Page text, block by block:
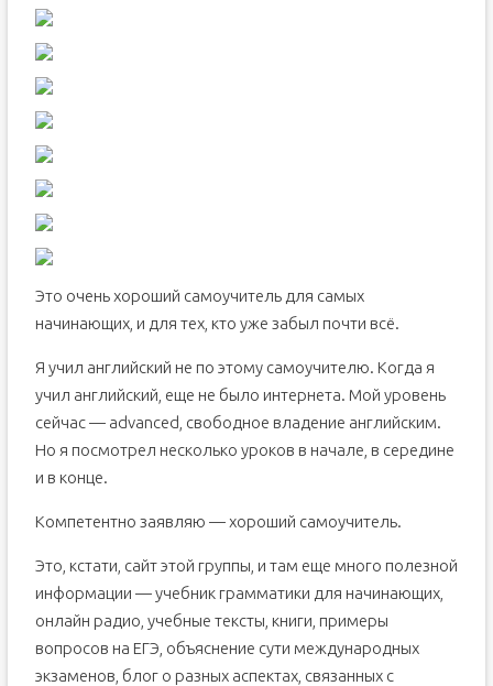
Это очень хороший самоучитель для самых
начинающих, и для тех, кто уже забыл почти всё.
Я учил английский не по этому самоучителю. Когда я
учил английский, еще не было интернета. Мой уровень
сейчас — advanced, свободное владение английским.
Но я посмотрел несколько уроков в начале, в середине
и в конце.
Компетентно заявляю — хороший самоучитель.
Это, кстати, сайт этой группы, и там еще много полезной
информации — учебник грамматики для начинающих,
онлайн радио, учебные тексты, книги, примеры
вопросов на ЕГЭ, объяснение сути международных
экзаменов, блог о разных аспектах, связанных с